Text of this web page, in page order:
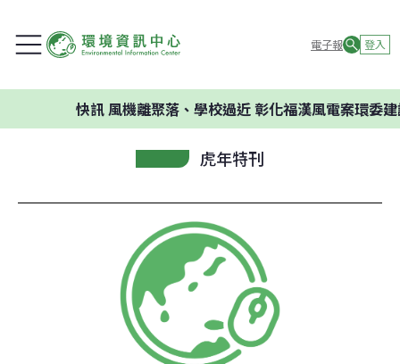
電子報 登入
快訊風機離聚落、學校過近 彰化福漢風電案環委建議
虎年特刊